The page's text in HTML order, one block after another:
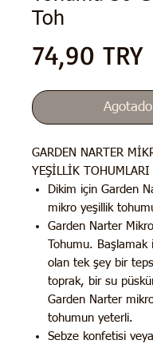
Toh
74,90 TRY
Agotado
GARDEN NARTER
YEŞİLLİK TOHUMLARI
Dikim için Garden
mikro yeşillik
Garden Narter
Tohumu. Başlamak
olan tek şey bir
toprak, bir su
Garden Narter
tohumun yeterli.
Sebze konfetisi